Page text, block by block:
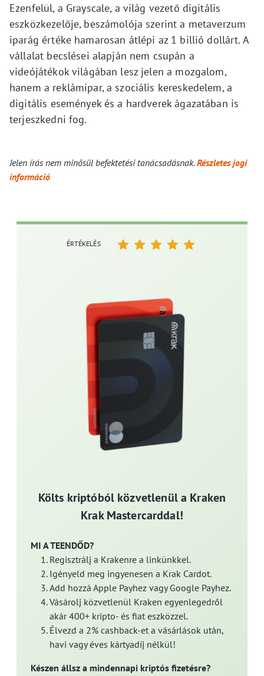
Ezenfelül, a Grayscale, a világ vezető digitális
eszközkezelője, beszámolója szerint a metaverzum
iparág értéke hamarosan átlépi az 1 billió dollárt. A
vállalat becslései alapján nem csupán a
videójátékok világában lesz jelen a mozgalom,
hanem a reklámipar, a szociális kereskedelem, a
digitális események és a hardverek ágazatában is
terjeszkedni fog.
Jelen írás nem minősül befektetési tanácsadásnak.Részletes jogi
információ
Költs kriptóból közvetlenül a Kraken
Krak Mastercarddal!
MI A TEENDŐD?
Regisztrálj a Krakenre a linkünkkel.
Igényeld meg ingyenesen a Krak Cardot.
Add hozzá Apple Payhez vagy Google Payhez.
Vásárolj közvetlenül Kraken egyenlegedről
akár 400+ kripto- és fiat eszközzel.
Élvezd a 2% cashback-et a vásárlások után,
havi vagy éves kártyadíj nélkül!
Készen állsz a mindennapi kriptós fizetésre?
ÉRTÉKELÉS